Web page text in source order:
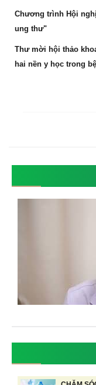
Chương trình Hội
ung thư"
Thư mời hội thảo
hai nền y học trong